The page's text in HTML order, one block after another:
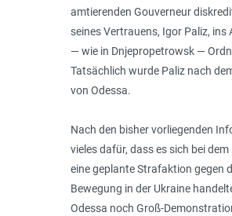
amtierenden Gouverneur
seines Vertrauens, Igor Paliz, ins
— wie in Dnjepropetrowsk —
Tatsächlich wurde Paliz nach
von Odessa.
Nach den bisher vorliegenden
vieles dafür, dass es sich bei
eine geplante Strafaktion gegen
Bewegung in der Ukraine
Odessa noch Groß-